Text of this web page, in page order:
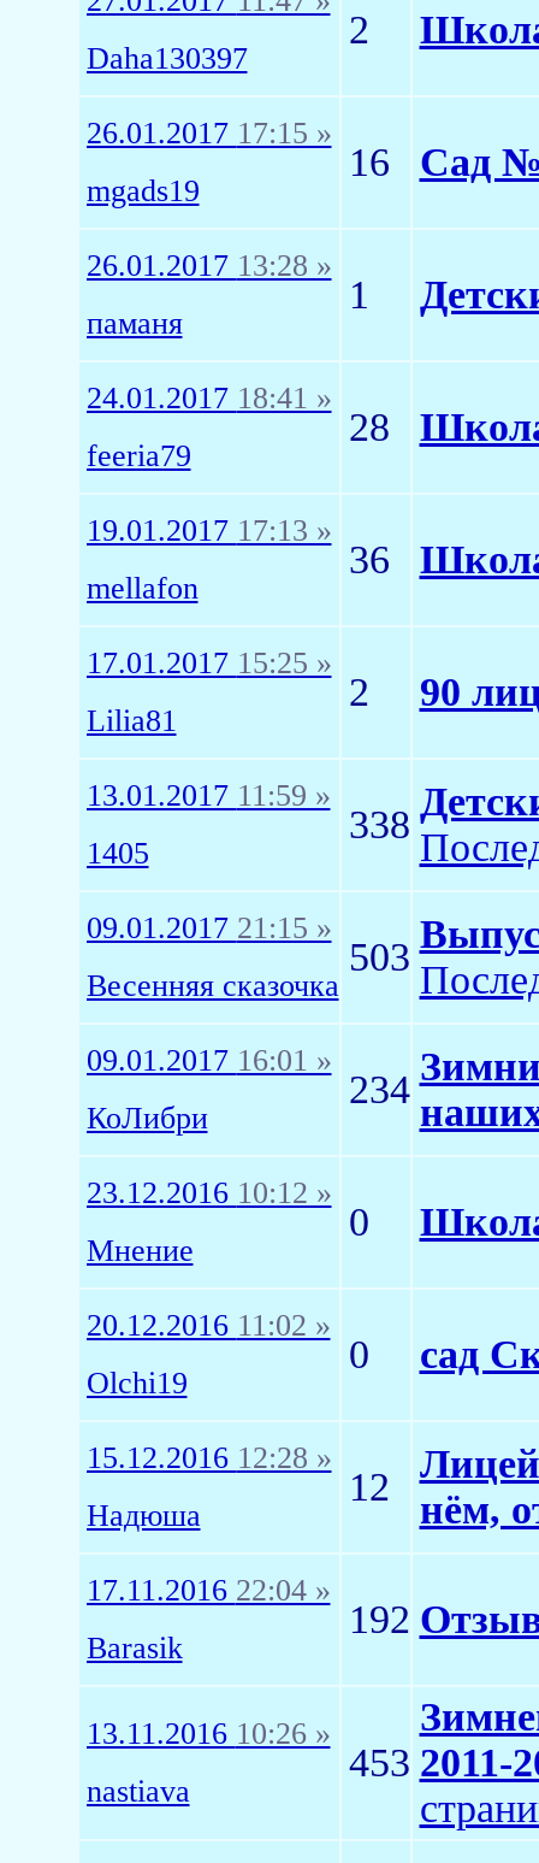
Daha130397
2
26.01.2017 17:15 »
mgads19
16 Сад
26.01.2017 13:28 »
паманя
1
24.01.2017 18:41 »
feeria79
28
19.01.2017 17:13 »
mellafon
36
17.01.2017 15:25 »
Lilia81
2 90
13.01.2017 11:59 »
1405
338
09.01.2017 21:15 »
Весенняя сказочка
503
09.01.2017 16:01 »
КоЛибри
234
23.12.2016 10:12 »
Мнение
0
20.12.2016 11:02 »
Olchi19
0 сад
15.12.2016 12:28 »
Надюша
12
нём,
17.11.2016 22:04 »
Barasik
192
13.11.2016 10:26 »
nastiava
453 2011-